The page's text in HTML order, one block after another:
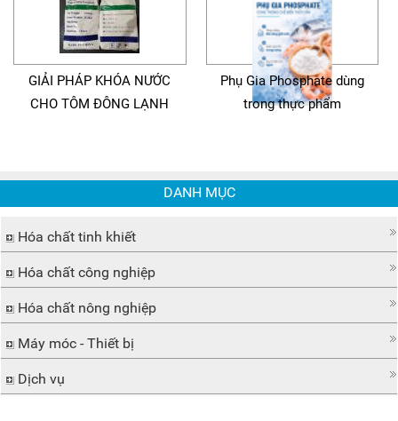
GIẢI PHÁP KHÓA NƯỚC
CHO TÔM ĐÔNG LẠNH
Phụ Gia Phosphate dùng
trong thực phẩm
DANH MỤC
Hóa chất tinh khiết
Hóa chất công nghiệp
Hóa chất nông nghiệp
Máy móc - Thiết bị
Dịch vụ